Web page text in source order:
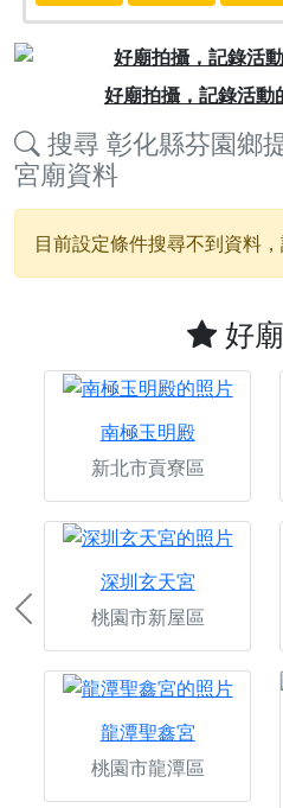
好廟拍攝，記錄活動
Previous
搜尋 彰化縣芬園鄉
宮廟資料
目前設定條件搜尋不到資料，
好
南極玉明殿
新北市貢寮區
深圳玄天宮
桃園市新屋區
龍潭聖鑫宮
桃園市龍潭區
Previous